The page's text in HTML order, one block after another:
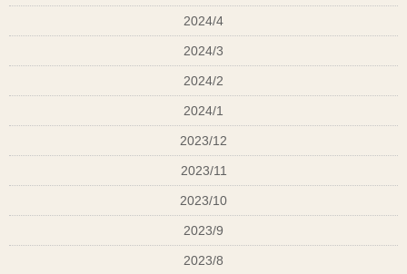
似合わせ設計で印象投資
→ 顔型・髪質・ライフスタイルを分析し、“持ち”が
良く再現しやすいスタイルへ。
ホームケア処方で知識投資
→ あなたの頭皮環境に合わせたアイテムを厳選して
提案します。
◆ 「カット5500円って高い？」その価値を分解して
みた
2024/4
2024/3
2024/2
2024/1
2023/12
2023/11
2023/10
2023/9
2023/8